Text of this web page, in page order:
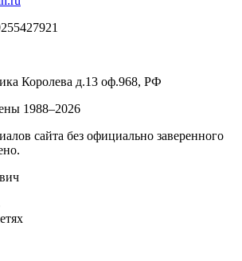
Королева д.13 оф.968, РФ
1988–2026
сайта без официально заверенного